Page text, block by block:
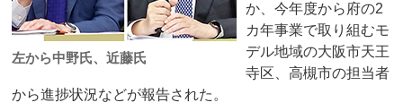
左から中野氏、近藤氏
か、今年度から府の2
カ年事業で取り組むモ
デル地域の大阪市天王
寺区、高槻市の担当者
から進捗状況などが報告された。